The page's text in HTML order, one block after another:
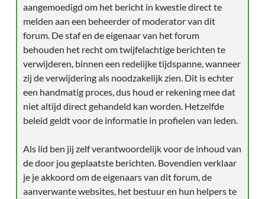
aangemoedigd om het bericht in kwestie direct te
melden aan een beheerder of moderator van dit
forum. De staf en de eigenaar van het forum
behouden het recht om twijfelachtige berichten te
verwijderen, binnen een redelijke tijdspanne, wanneer
zij de verwijdering als noodzakelijk zien. Dit is echter
een handmatig proces, dus houd er rekening mee dat
niet altijd direct gehandeld kan worden. Hetzelfde
beleid geldt voor de informatie in profielen van leden.
Als lid ben jij zelf verantwoordelijk voor de inhoud van
de door jou geplaatste berichten. Bovendien verklaar
je je akkoord om de eigenaars van dit forum, de
aanverwante websites, het bestuur en hun helpers te